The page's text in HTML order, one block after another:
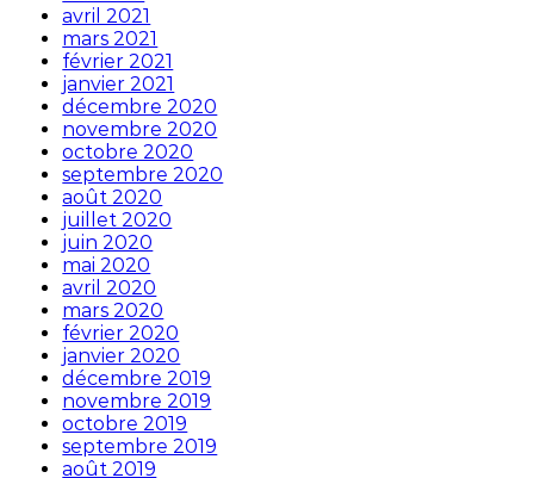
avril 2021
mars 2021
février 2021
janvier 2021
décembre 2020
novembre 2020
octobre 2020
septembre 2020
août 2020
juillet 2020
juin 2020
mai 2020
avril 2020
mars 2020
février 2020
janvier 2020
décembre 2019
novembre 2019
octobre 2019
septembre 2019
août 2019